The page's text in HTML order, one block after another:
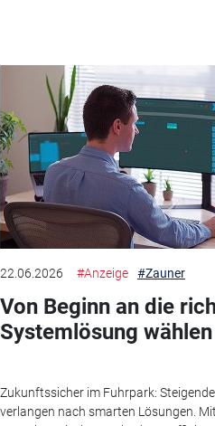
22.06.2026 #Anzeige #Zauner
Von Beginn an die
Systemlösung wählen
Zukunftssicher im Fuhrpark:
verlangen nach smarten Lösungen.